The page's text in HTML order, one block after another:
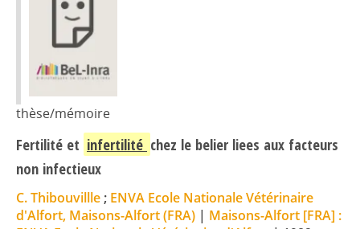
thèse/mémoire
Fertilité et infertilité chez le belier liees aux facteurs
non infectieux
C. Thibouvillle ; ENVA Ecole Nationale Vétérinaire
d'Alfort, Maisons-Alfort (FRA) | Maisons-Alfort [FRA] :